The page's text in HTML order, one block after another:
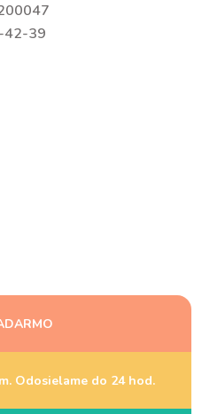
42-39
Odosielame do 24 hod.